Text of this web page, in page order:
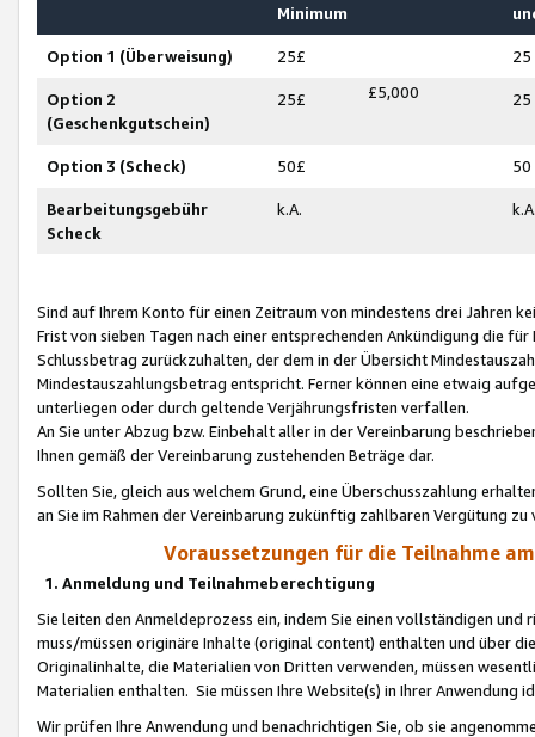
Minimum
Option 1 (Überweisung) 25£ 25
Option 2
(Geschenkgutschein)
25£ £5,000 25
Option 3 (Scheck) 50£ 50
Bearbeitungsgebühr
Scheck
k.A.
Sind auf Ihrem Konto für einen Zeitraum von mindestens drei Jahren
Frist von sieben Tagen nach einer entsprechenden Ankündigung die
Schlussbetrag zurückzuhalten, der dem in der Übersicht
Mindestauszahlungsbetrag entspricht. Ferner können eine etwaig
unterliegen oder durch geltende Verjährungsfristen verfallen.
An Sie unter Abzug bzw. Einbehalt aller in der Vereinbarung
Ihnen gemäß der Vereinbarung zustehenden Beträge dar.
Sollten Sie, gleich aus welchem Grund, eine Überschusszahlung
an Sie im Rahmen der Vereinbarung zukünftig zahlbaren Vergütung zu
Voraussetzungen für die Teilnahme
1. Anmeldung und Teilnahmeberechtigung
Sie leiten den Anmeldeprozess ein, indem Sie einen vollständigen
muss/müssen originäre Inhalte (original content) enthalten und über
Originalinhalte, die Materialien von Dritten verwenden, müssen
Materialien enthalten. Sie müssen Ihre Website(s) in Ihrer Anwendung
Wir prüfen Ihre Anwendung und benachrichtigen Sie, ob sie